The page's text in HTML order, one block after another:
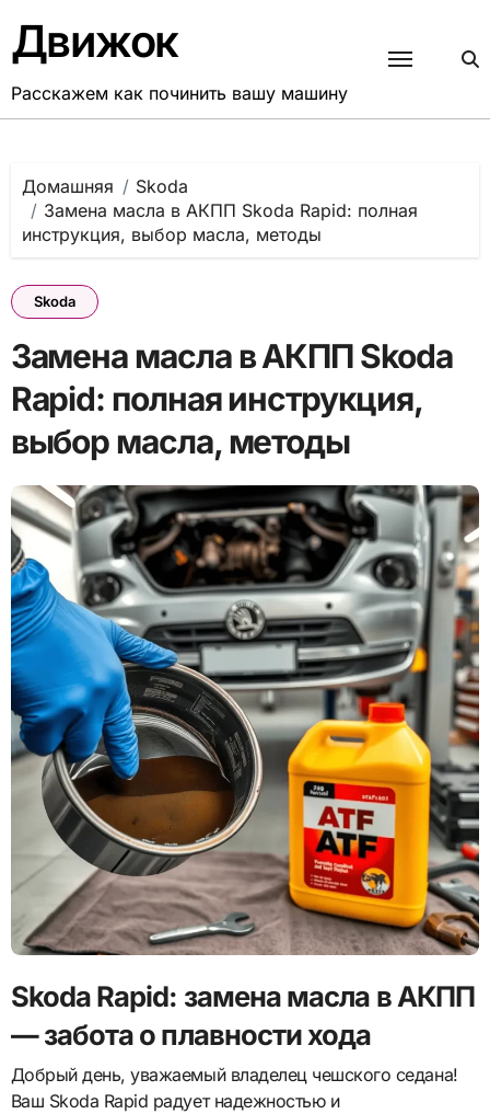
содержанию
Движок
Расскажем как починить вашу машину
Домашняя
Skoda
Замена масла в АКПП Skoda Rapid: полная
инструкция, выбор масла, методы
Skoda
Замена масла в АКПП Skoda
Rapid: полная инструкция,
выбор масла, методы
Skoda Rapid: замена масла в АКПП
— забота о плавности хода
Добрый день, уважаемый владелец чешского седана!
Ваш Skoda Rapid радует надежностью и